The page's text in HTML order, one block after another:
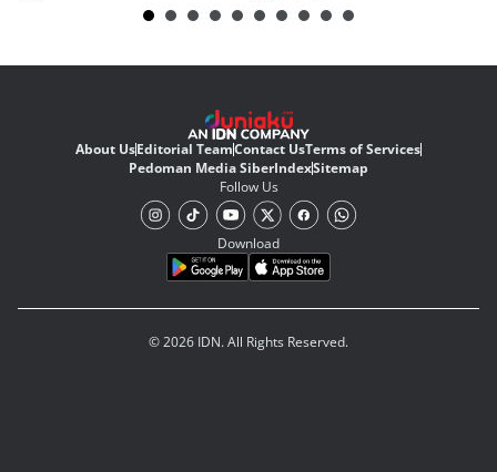
About UsEditorial TeamContact UsTerms of Services
Pedoman Media SiberIndexSitemap
Follow Us
Download
© 2026 IDN. All Rights Reserved.